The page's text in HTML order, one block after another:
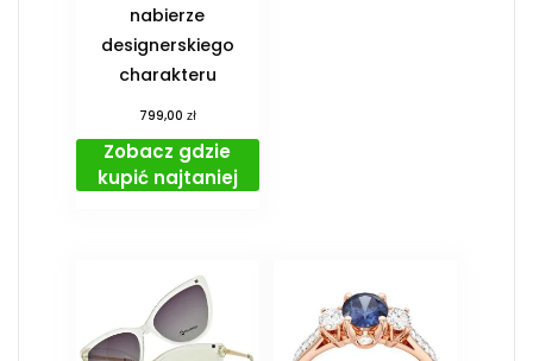
nabierze
designerskiego
charakteru
799,00 zł
Zobacz gdzie
kupić najtaniej